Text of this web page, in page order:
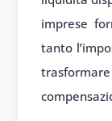
imprese
tanto